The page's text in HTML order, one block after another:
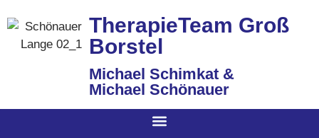
TherapieTeam Groß
Borstel
Michael Schimkat &
Michael Schönauer